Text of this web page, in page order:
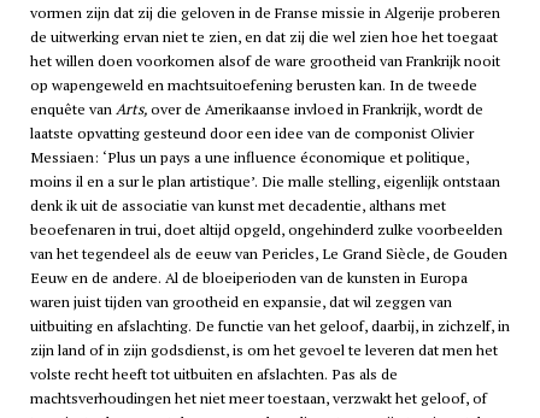
vormen zijn dat zij die geloven in de Franse missie in Algerije proberen
de uitwerking ervan niet te zien, en dat zij die wel zien hoe het toegaat
het willen doen voorkomen alsof de ware grootheid van Frankrijk nooit
op wapengeweld en machtsuitoefening berusten kan. In de tweede
enquête vanArts,over de Amerikaanse invloed in Frankrijk, wordt de
laatste opvatting gesteund door een idee van de componist Olivier
Messiaen: ‘Plus un pays a une influence économique et politique,
moins il en a sur le plan artistique’. Die malle stelling, eigenlijk ontstaan
denk ik uit de associatie van kunst met decadentie, althans met
beoefenaren in trui, doet altijd opgeld, ongehinderd zulke voorbeelden
van het tegendeel als de eeuw van Pericles, Le Grand Siècle, de Gouden
Eeuw en de andere. Al de bloeiperioden van de kunsten in Europa
waren juist tijden van grootheid en expansie, dat wil zeggen van
uitbuiting en afslachting. De functie van het geloof, daarbij, in zichzelf, in
zijn land of in zijn godsdienst, is om het gevoel te leveren dat men het
volste recht heeft tot uitbuiten en afslachten. Pas als de
machtsverhoudingen het niet meer toestaan, verzwakt het geloof, of